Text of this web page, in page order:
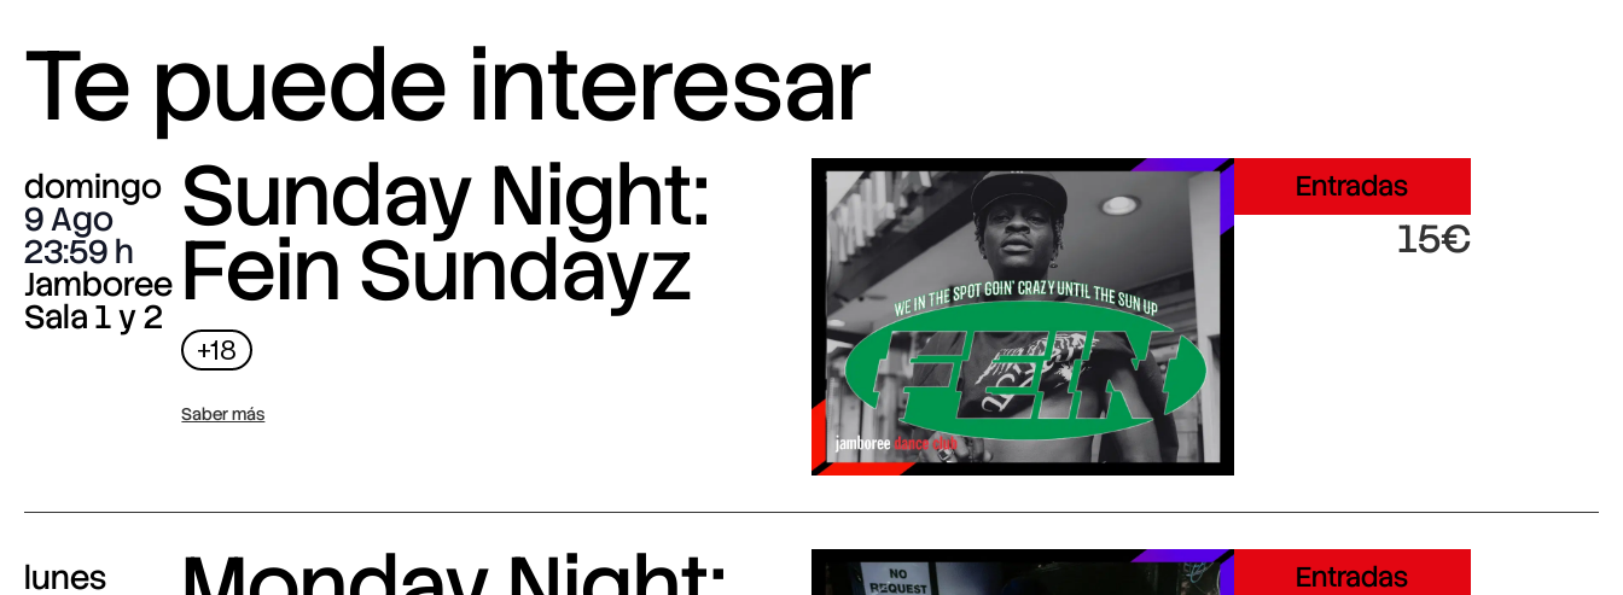
Te puede interesar
domingo
9 Ago
23:59
Jamboree
Sala 1 y 2
Sunday Night:
Fein Sundayz
+18
Saber más
Entradas
15€
lunes Entradas